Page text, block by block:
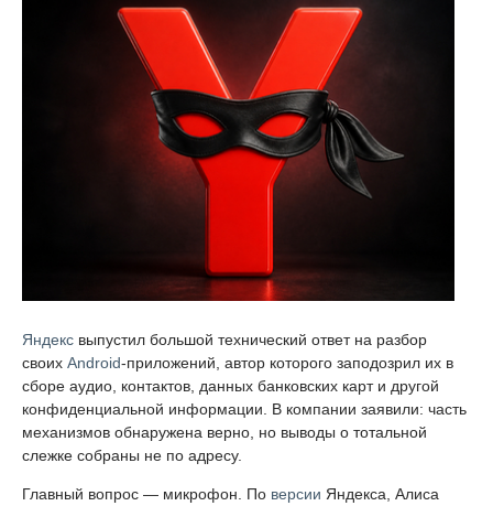
Яндекс выпустил большой технический ответ на разбор
своих Android-приложений, автор которого заподозрил их в
сборе аудио, контактов, данных банковских карт и другой
конфиденциальной информации. В компании заявили: часть
механизмов обнаружена верно, но выводы о тотальной
слежке собраны не по адресу.
Главный вопрос — микрофон. По версии Яндекса, Алиса